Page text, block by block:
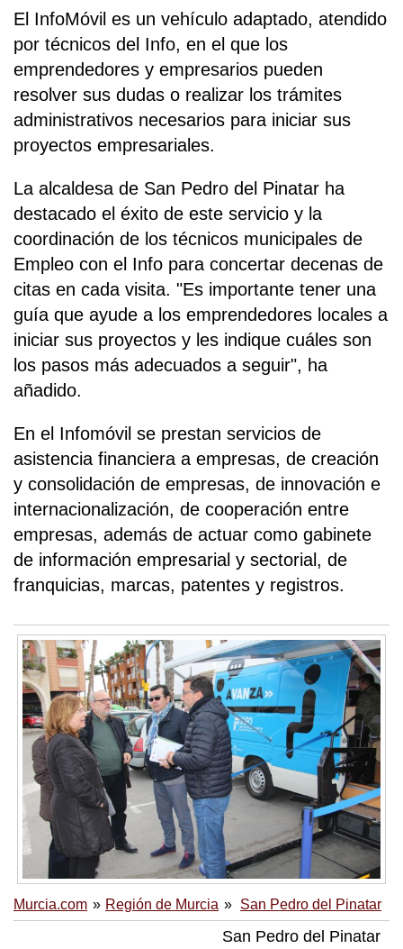
El InfoMóvil es un vehículo adaptado, atendido
por técnicos del Info, en el que los
emprendedores y empresarios pueden
resolver sus dudas o realizar los trámites
administrativos necesarios para iniciar sus
proyectos empresariales.
La alcaldesa de San Pedro del Pinatar ha
destacado el éxito de este servicio y la
coordinación de los técnicos municipales de
Empleo con el Info para concertar decenas de
citas en cada visita. "Es importante tener una
guía que ayude a los emprendedores locales a
iniciar sus proyectos y les indique cuáles son
los pasos más adecuados a seguir", ha
añadido.
En el Infomóvil se prestan servicios de
asistencia financiera a empresas, de creación
y consolidación de empresas, de innovación e
internacionalización, de cooperación entre
empresas, además de actuar como gabinete
de información empresarial y sectorial, de
franquicias, marcas, patentes y registros.
Murcia.com Región de Murcia San Pedro del Pinatar
San Pedro del Pinatar